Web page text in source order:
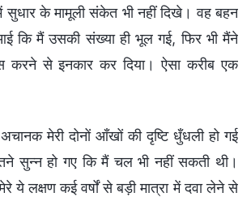
सुधार के मामूली संकेत भी नहीं दिखे। वह बहन
कि मैं उसकी संख्या ही भूल गई, फिर भी मैंने
करने से इनकार कर दिया। ऐसा करीब एक
मेरी दोनों आँखों की दृष्टि धुँधली हो गई
सुन्न हो गए कि मैं चल भी नहीं सकती थी।
ये लक्षण कई वर्षों से बड़ी मात्रा में दवा लेने से